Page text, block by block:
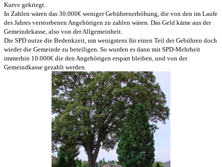
Kurve gekriegt.
In Zahlen wären das 30.000€ weniger Gebührenerhöhung, die von den im Laufe
des Jahres verstorbenen Angehörigen zu zahlen wären. Das Geld käme aus der
Gemeindekasse, also von der Allgemeinheit.
Die SPD nutze die Bedenkzeit, um wenigstens für einen Teil der Gebühren doch
wieder die Gemeinde zu beteiligen. So wurden es dann mit SPD-Mehrheit
immerhin 10.000€ die den Angehörigen erspart bleiben, und von der
Gemeindkasse gezahlt werden.